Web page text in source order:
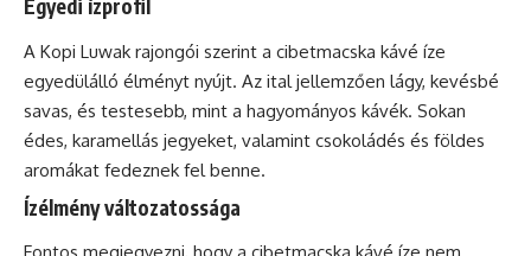
Egyedi ízprofil
A Kopi Luwak rajongói szerint a cibetmacska kávé íze
egyedülálló élményt nyújt. Az ital jellemzően lágy, kevésbé
savas, és testesebb, mint a hagyományos kávék. Sokan
édes, karamellás jegyeket, valamint csokoládés és földes
aromákat fedeznek fel benne.
Ízélmény változatossága